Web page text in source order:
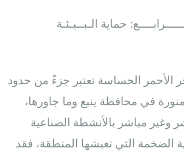
حماية الـبــيـئـة
الأحمر الحساسة تعتبر جزءً من حدود
في محافظة ينبع وما جاورها،
وغير مباشر بالأنشطة الصناعية
الضخمة التي تعيشها المنطقة، فقد